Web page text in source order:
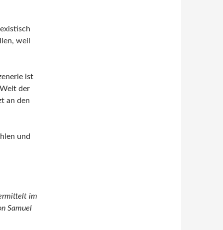
weil
ist
der
an den
und
im
Samuel